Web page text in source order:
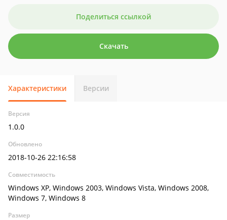
Поделиться ссылкой
Скачать
Характеристики Версии
Версия
1.0.0
Обновлено
2018-10-26 22:16:58
Совместимость
Windows XP, Windows 2003, Windows Vista, Windows 2008,
Windows 7, Windows 8
Размер